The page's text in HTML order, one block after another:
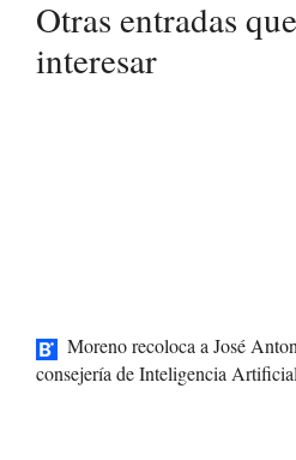
Otras entradas
interesar
Moreno recoloca a José
consejería de Inteligencia Artificial